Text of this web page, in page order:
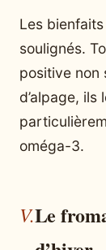
Les
soulignés.
positive non
d’alpage,
oméga-3.
Le